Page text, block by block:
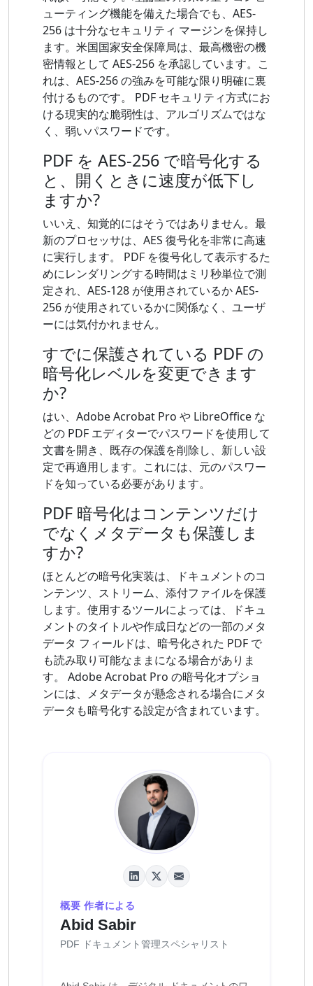
ューティング機能を備えた場合でも、AES-
256 は十分なセキュリティ マージンを保持し
ます。米国国家安全保障局は、最高機密の機
密情報として AES-256 を承認しています。こ
れは、AES-256 の強みを可能な限り明確に裏
付けるものです。 PDF セキュリティ方式にお
ける現実的な脆弱性は、アルゴリズムではな
く、弱いパスワードです。
PDF を AES-256 で暗号化する
と、開くときに速度が低下し
ますか?
いいえ、知覚的にはそうではありません。最
新のプロセッサは、AES 復号化を非常に高速
に実行します。 PDF を復号化して表示するた
めにレンダリングする時間はミリ秒単位で測
定され、AES-128 が使用されているか AES-
256 が使用されているかに関係なく、ユーザ
ーには気付かれません。
すでに保護されている PDF の
暗号化レベルを変更できます
か?
はい、Adobe Acrobat Pro や LibreOffice な
どの PDF エディターでパスワードを使用して
文書を開き、既存の保護を削除し、新しい設
定で再適用します。これには、元のパスワー
ドを知っている必要があります。
PDF 暗号化はコンテンツだけ
でなくメタデータも保護しま
すか?
ほとんどの暗号化実装は、ドキュメントのコ
ンテンツ、ストリーム、添付ファイルを保護
します。使用するツールによっては、ドキュ
メントのタイトルや作成日などの一部のメタ
データ フィールドは、暗号化された PDF で
も読み取り可能なままになる場合がありま
す。 Adobe Acrobat Pro の暗号化オプショ
ンには、メタデータが懸念される場合にメタ
データも暗号化する設定が含まれています。
概要 作者による
Abid Sabir
PDF ドキュメント管理スペシャリスト